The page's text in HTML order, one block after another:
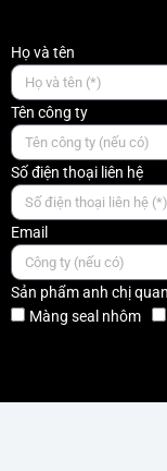
Họ và tên
Tên công ty
Số điện thoại liên hệ
Email
Sản phẩm anh chị
Màng seal nhôm